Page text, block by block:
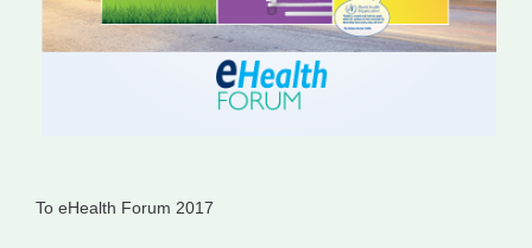
Το eHealth Forum 2017